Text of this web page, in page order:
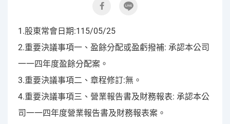
1.股東常會日期:115/05/25
2.重要決議事項一、盈餘分配或盈虧撥補: 承認本公司
一一四年度盈餘分配案。
3.重要決議事項二、章程修訂:無。
4.重要決議事項三、營業報告書及財務報表: 承認本公
司一一四年度營業報告書及財務報表案。